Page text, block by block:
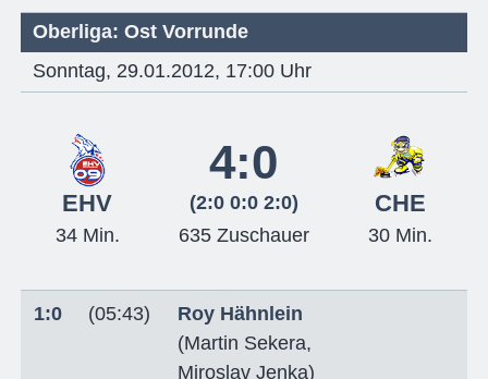
Oberliga: Ost Vorrunde
Sonntag, 29.01.2012, 17:00 Uhr
EHV
4:0
(2:0 0:0 2:0) CHE
34 Min. 635 Zuschauer 30 Min.
1:0 (05:43)
Roy Hähnlein
(Martin Sekera,
Miroslav Jenka)